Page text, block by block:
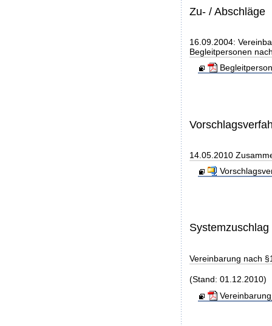
Zu- / Abschläge
16.09.2004:
Begleitpersonen
14.05.2010
Systemzuschlag
Vereinbarung nach
(Stand: 01.12.2010)